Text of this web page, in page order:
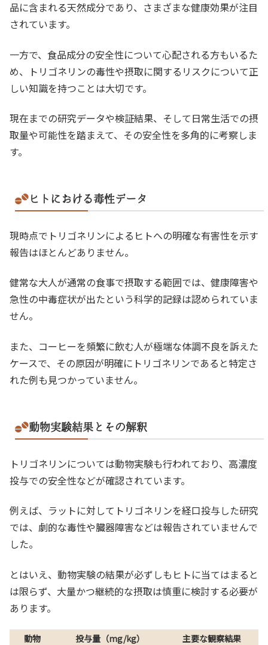
品に含まれる天然成分であり、さまざまな健康効果が注目
されています。
一方で、食品成分の安全性について心配される方もいるた
め、トリゴネリンの毒性や摂取に関するリスクについて正
しい知識を持つことは大切です。
現在までの研究データや検証結果、そして日常生活での摂
取量や可能性を踏まえて、その安全性を多角的に考察しま
す。
ヒトにおける毒性データ
現時点でトリゴネリンによるヒトへの明確な有害性を示す
報告はほとんどありません。
健常な大人が通常の食事で摂取する範囲では、健康障害や
急性の中毒症状が出たという科学的記録は認められていま
せん。
また、コーヒーを頻繁に飲む人が極端な体調不良を訴えた
ケースで、その原因が明確にトリゴネリンであると特定さ
れた例も見つかっていません。
動物実験結果とその解釈
トリゴネリンについては動物実験も行われており、高濃度
投与での安全性などが確認されています。
例えば、ラットに対してトリゴネリンを経口投与した研究
では、劇的な毒性や臓器障害などは報告されていませんで
した。
とはいえ、動物実験の結果が必ずしもヒトに当てはまると
は限らず、大量かつ継続的な摂取は慎重に検討する必要が
あります。
動物 投与量（mg/kg） 主要な観察結果